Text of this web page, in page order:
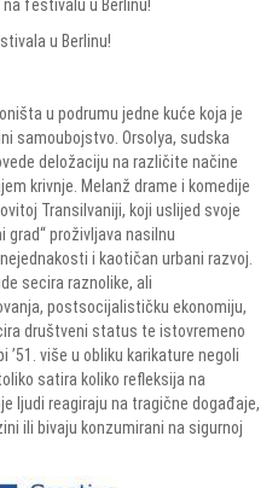
festivalu u Berlinu!
u Berlinu!
u podrumu jedne kuće koja je
samoubojstvo. Orsolya, sudska
deložaciju na različite načine
krivnje. Melanž drame i komedije
Transilvaniji, koji uslijed svoje
proživljava nasilnu
i kaotičan urbani razvoj.
secira raznolike, ali
postsocijalističku ekonomiju,
društveni status te istovremeno
’51. više u obliku karikature negoli
satira koliko refleksija na
ljudi reagiraju na tragične događaje,
ili bivaju konzumirani na sigurnoj